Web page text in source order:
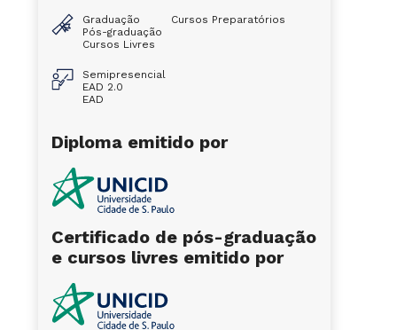
Graduação
Pós-graduação
Cursos Livres
Cursos Preparatórios
Semipresencial
EAD 2.0
EAD
Diploma emitido por
Certificado de pós-graduação
e cursos livres emitido por